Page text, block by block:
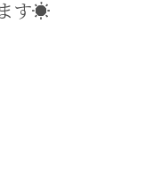
す☀️